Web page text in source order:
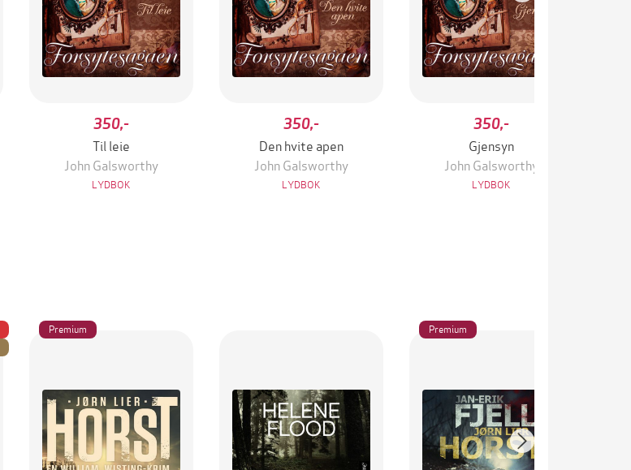
350,-
Til leie
John Galsworthy
LYDBOK
350,-
Den hvite apen
John Galsworthy
LYDBOK
350,-
Gjensyn
John Galsworthy
LYDBOK
Premium Premium